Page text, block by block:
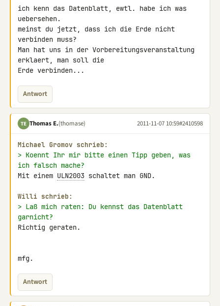
ich kenn das Datenblatt, ewtl. habe ich was
uebersehen.
meinst du jetzt, dass ich die Erde nicht
verbinden muss?
Man hat uns in der Vorbereitungsveranstaltung
erklaert, man soll die
Erde verbinden...
Antwort
TE Thomas E.(thomase) 2011-11-07 10:59#2410598
Michael Gromov schrieb:
> Koennt Ihr mir bitte einen Tipp geben, was
ich falsch mache?
Mit einem ULN2003 schaltet man GND.
Willi schrieb:
> Laß mich raten: Du kennst das Datenblatt
garnicht?
Richtig geraten.
mfg.
Antwort